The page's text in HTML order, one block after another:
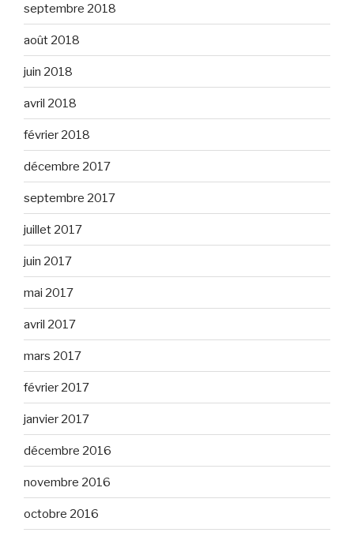
septembre 2018
août 2018
juin 2018
avril 2018
février 2018
décembre 2017
septembre 2017
juillet 2017
juin 2017
mai 2017
avril 2017
mars 2017
février 2017
janvier 2017
décembre 2016
novembre 2016
octobre 2016